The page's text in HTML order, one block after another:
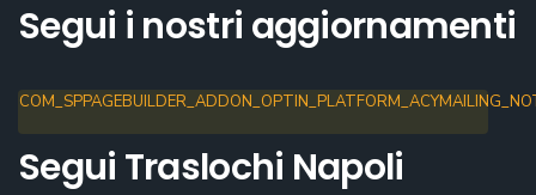
Segui i nostri aggiornamenti
Segui Traslochi Napoli